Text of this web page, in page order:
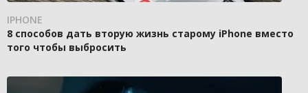
IPHONE
8 способов дать вторую жизнь старому iPhone вместо
того чтобы выбросить